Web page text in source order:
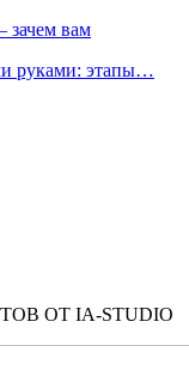
зачем вам
руками: этапы…
ОТ IA-STUDIO